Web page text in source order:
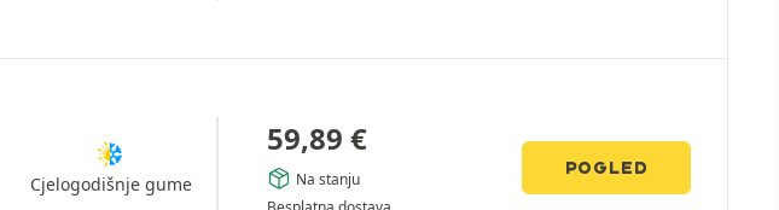
Cjelogodišnje gume
59,89 €
Na stanju
POGLED